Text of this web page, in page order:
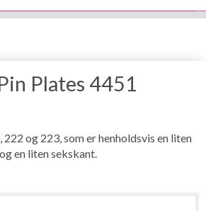
Plates 4451
og 223, som er henholdsvis en liten
en liten sekskant.